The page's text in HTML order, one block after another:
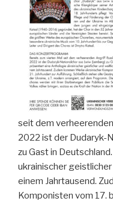
seit dem
2022 ist der Dudaryk-
zu Gast in
ukrainischer
einem Jahrtausend.
Komponisten vom 17.